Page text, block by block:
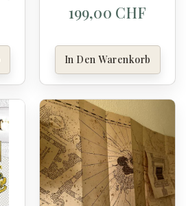
199,00 CHF
In Den Warenkorb